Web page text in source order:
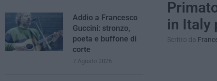
in Italy
Scritto da
Addio a Francesco
Guccini: stronzo,
poeta e buffone di
corte
7 Agosto 2026